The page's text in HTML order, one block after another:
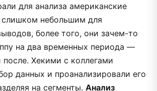
для анализа американские
слишком небольшим для
более того, они зачем-то
на два временных периода —
после. Хекими с коллегами
данных и проанализировали его
на сегменты. Анализ